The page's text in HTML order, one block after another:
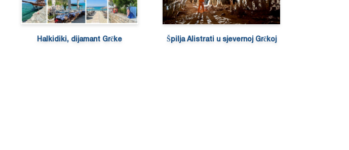
Halkidiki, dijamant Grčke Špilja Alistrati u sjevernoj Grčkoj